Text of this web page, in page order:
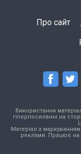
Про сайт
Використання
гіперпосиланні на
Матеріал з маркуванням
реклами. Працює на